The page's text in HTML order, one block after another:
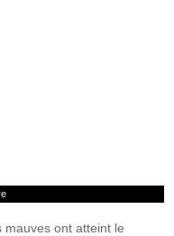
mauves ont atteint le